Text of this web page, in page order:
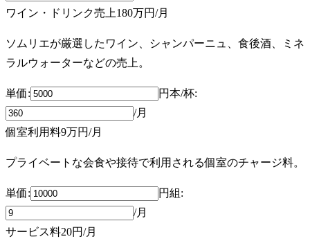
ワイン・ドリンク売上180万円/月
ソムリエが厳選したワイン、シャンパーニュ、食後酒、ミネ
ラルウォーターなどの売上。
単価: 円本/杯:
/月
個室利用料9万円/月
プライベートな会食や接待で利用される個室のチャージ料。
単価: 円組:
/月
サービス料20円/月